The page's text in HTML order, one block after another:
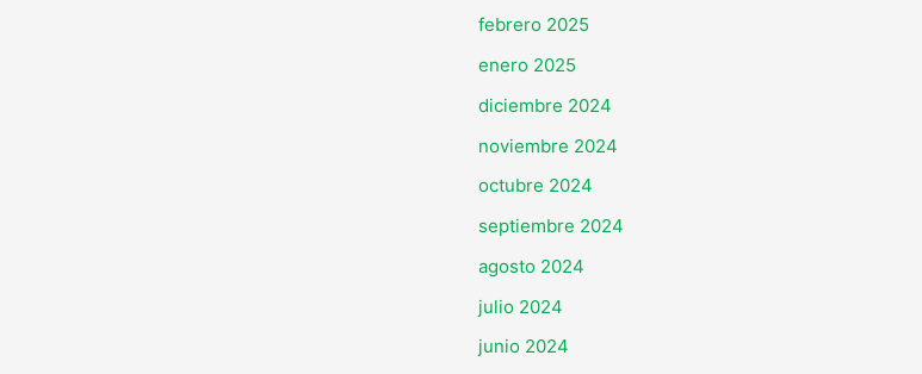
febrero 2025
enero 2025
diciembre 2024
noviembre 2024
octubre 2024
septiembre 2024
agosto 2024
julio 2024
junio 2024